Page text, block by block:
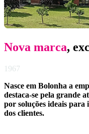
Nova marca,
1967
Nasce em Bolonha a
destaca-se pela grande
por soluções ideais para
dos clientes.